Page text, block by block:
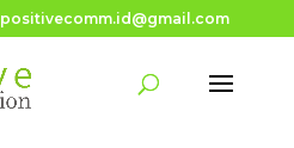
positivecomm.id@gmail.com